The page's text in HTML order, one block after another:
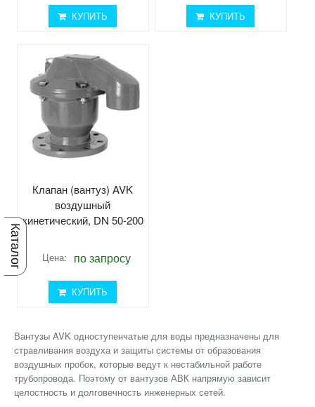
Каталог
КУПИТЬ КУПИТЬ
Клапан (вантуз) AVK
воздушный
кинетический, DN 50-200
Цена: по запросу
КУПИТЬ
Вантузы AVK одноступенчатые для воды предназначены для
стравливания воздуха и защиты системы от образования
воздушных пробок, которые ведут к нестабильной работе
трубопровода. Поэтому от вантузов АВК напрямую зависит
целостность и долговечность инженерных сетей.